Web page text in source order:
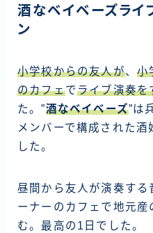
世界一周旅行
インドネシア
シンガポール
マレーシア
タイ
ベトナム
ラオス
酒なベイベーズライ
ン
小学校からの友人が、小
のカフェでライブ演奏を
た。”酒なベイベーズ”は
メンバーで構成された
した。
昼間から友人が演奏する
ーナーのカフェで地元
む。最高の1日でした。